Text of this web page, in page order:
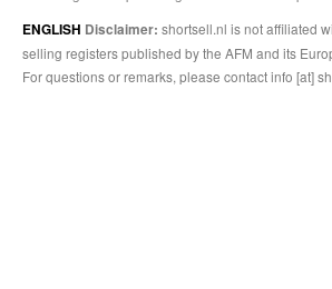
ENGLISH Disclaimer: shortsell.nl is not affiliated
selling registers published by the AFM and its
For questions or remarks, please contact info [at]